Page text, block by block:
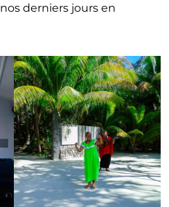
derniers jours en